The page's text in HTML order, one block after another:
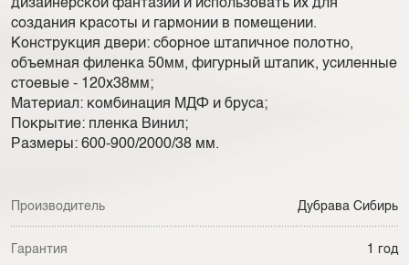
дизайнерской фантазии и использовать их для
создания красоты и гармонии в помещении.
Конструкция двери: сборное штапичное полотно,
объемная филенка 50мм, фигурный штапик, усиленные
стоевые - 120х38мм;
Материал: комбинация МДФ и бруса;
Покрытие: пленка Винил;
Размеры: 600-900/2000/38 мм.
Производитель Дубрава Сибирь
Гарантия 1 год